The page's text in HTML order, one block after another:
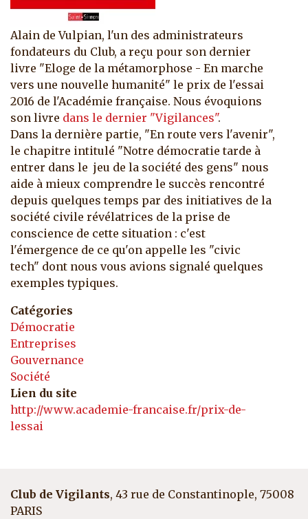
Alain de Vulpian, l'un des administrateurs
fondateurs du Club, a reçu pour son dernier
livre "Eloge de la métamorphose - En marche
vers une nouvelle humanité" le prix de l'essai
2016 de l'Académie française. Nous évoquions
son livre dans le dernier "Vigilances".
Dans la dernière partie, "En route vers l'avenir",
le chapitre intitulé "Notre démocratie tarde à
entrer dans le jeu de la société des gens" nous
aide à mieux comprendre le succès rencontré
depuis quelques temps par des initiatives de la
société civile révélatrices de la prise de
conscience de cette situation : c'est
l'émergence de ce qu'on appelle les "civic
tech" dont nous vous avions signalé quelques
exemples typiques.
Catégories
Démocratie
Entreprises
Gouvernance
Société
Lien du site
http://www.academie-francaise.fr/prix-de-
lessai
Club de Vigilants, 43 rue de Constantinople, 75008
PARIS